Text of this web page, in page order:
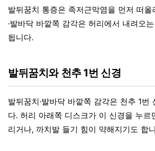
발뒤꿈치 통증은 족저근막염을 먼저 떠올
·발바닥 바깥쪽 감각은 허리에서 내려오
됩니다.
발뒤꿈치와 천추 1번 신경
발뒤꿈치·발바닥 바깥쪽 감각은 천추 1번
다. 허리 아래쪽 디스크가 이 신경을 누르
리거나, 까치발 들기 힘이 약해지기도 합